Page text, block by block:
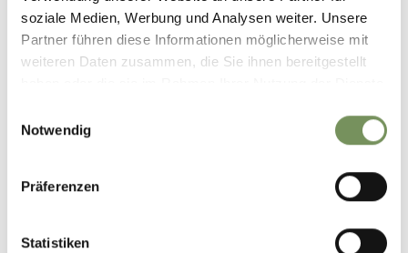
soziale Medien, Werbung und Analysen weiter. Unsere
Partner führen diese Informationen möglicherweise mit
weiteren Daten zusammen, die Sie ihnen bereitgestellt
Notwendig
Präferenzen
Statistiken